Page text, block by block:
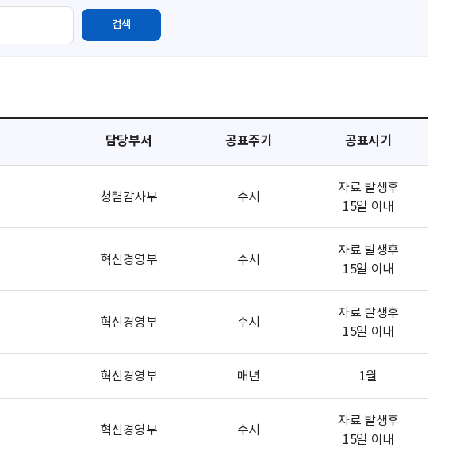
검색
담당부서 공표주기 공표시기
청렴감사부 수시
자료 발생후
15일 이내
혁신경영부 수시
자료 발생후
15일 이내
혁신경영부 수시
자료 발생후
15일 이내
혁신경영부 매년 1월
혁신경영부 수시
자료 발생후
15일 이내